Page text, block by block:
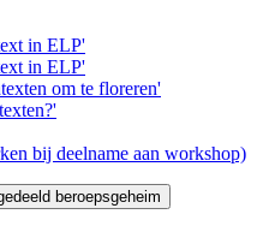
in ELP'
in ELP'
om te floreren'
bij deelname aan workshop)
beroepsgeheim